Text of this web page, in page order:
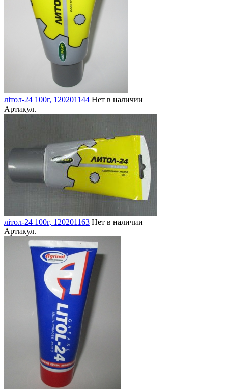
літол-24 100г, 120201144 Нет в наличии
Артикул.
літол-24 100г, 120201163 Нет в наличии
Артикул.